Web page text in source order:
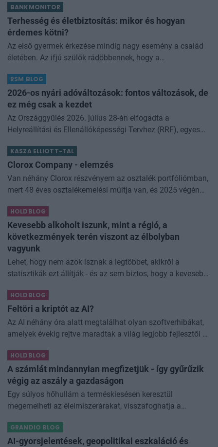
BANKMONITOR
Terhesség és életbiztosítás: mikor és hogyan
érdemes kötni?
Az első gyermek érkezése mindig nagy esemény a család
életében. Az ifjú szülők rádöbbennek, hogy a
is! Így történt ez Nórával
RSM BLOG
2026-os nyári adóváltozások: fontos változások, de
ez még csak a kezdet
Az Országgyűlés 2026. július 28-án elfogadta a
Helyreállítási és Ellenállóképességi Tervhez (RRF), egyes
kapcsolódó adóintézkedésekről, v
KASZA ELLIOTT-TAL
Clorox Company - elemzés
Van néhány Clorox részvényem az osztalék portfóliómban,
mert 48 éves osztalékemelési múltja van, és 2025 végén
dividend king-et. Azt
HOLDBLOG
Kevesebb alkoholt iszunk, mint a régió, a
következmények terén viszont az élbolyban
vagyunk
Lehet, hogy nem azok isznak a legtöbbet, akikről a
statisztikák ezt állítják - és az sem biztos, hogy a kevesebb
Kevesebb alkoholt iszunk
HOLDBLOG
Feltöri a kriptót az AI?
Az AI néhány óra alatt megtalálhat olyan szoftverhibákat,
amelyek évekig rejtve maradtak a világ legjobb fejlesztői és
különösen nagy...
HOLDBLOG
A számlát mindannyian megfizetjük - így gyűrűzik
végig az aszály a gazdaságon
Egy súlyos hőhullám a terméskiesésen keresztül
megemelheti az élelmiszerárakat, visszafoghatja a
még az állam finanszírozását is m
GRANDIO BLOG
AI-gyorsjelentések, geopolitikai eszkaláció és